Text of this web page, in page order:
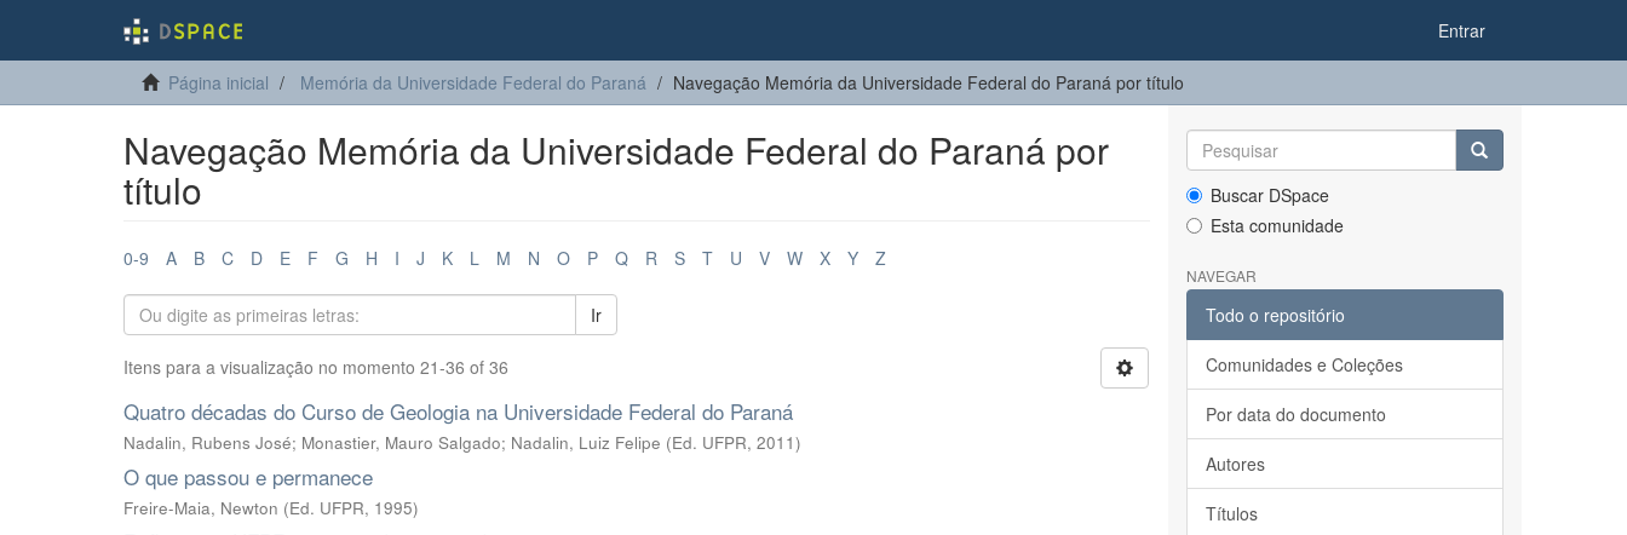
Entrar
Página inicial Memória da Universidade Federal do Paraná Navegação Memória da Universidade Federal do Paraná por título
Navegação Memória da Universidade Federal do Paraná por
título
0-9 A B C D E F G H I J K L M N O P Q R S T U V W X Y Z
Ir
Itens para a visualização no momento 21-36 of 36
Quatro décadas do Curso de Geologia na Universidade Federal do Paraná
Nadalin, Rubens José; Monastier, Mauro Salgado; Nadalin, Luiz Felipe (Ed. UFPR, 2011)
O que passou e permanece
Freire-Maia, Newton (Ed. UFPR, 1995)
Buscar DSpace
Esta comunidade
NAVEGAR
Todo o repositório
Comunidades e Coleções
Por data do documento
Autores
Títulos